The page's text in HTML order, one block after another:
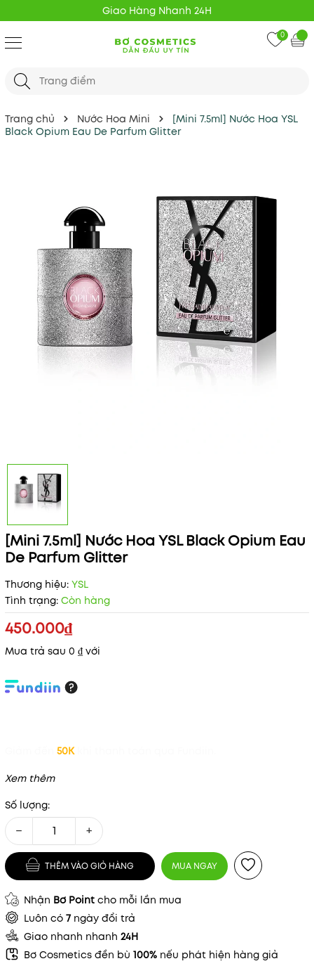
Giao Hàng Nhanh 24H
0
Trang chủ Nước Hoa Mini
[Mini 7.5ml] Nước Hoa YSL
Black Opium Eau De Parfum Glitter
[Mini 7.5ml] Nước Hoa YSL Black Opium Eau
De Parfum Glitter
Thương hiệu: YSL
Tình trạng: Còn hàng
450.000₫
Mua trả sau 0 ₫ với
50K
Xem thêm
Số lượng:
− +
THÊM VÀO GIỎ HÀNG MUA NGAY
Nhận Bơ Point cho mỗi lần mua
Luôn có 7 ngày đổi trả
Giao nhanh nhanh 24H
Bơ Cosmetics đền bù 100% nếu phát hiện hàng giả